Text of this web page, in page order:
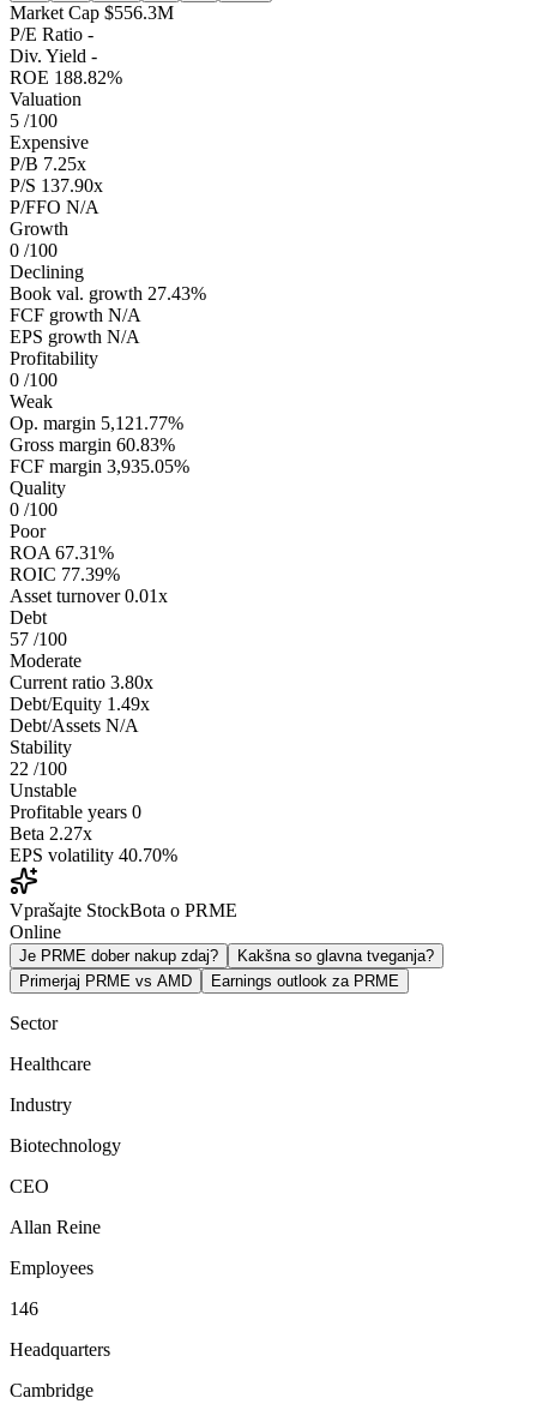
Market Cap $556.3M
P/E Ratio -
Div. Yield -
ROE 188.82%
Valuation
5 /100
Expensive
P/B 7.25x
P/S 137.90x
P/FFO N/A
Growth
0 /100
Declining
Book val. growth 27.43%
FCF growth N/A
EPS growth N/A
Profitability
0 /100
Weak
Op. margin 5,121.77%
Gross margin 60.83%
FCF margin 3,935.05%
Quality
0 /100
Poor
ROA 67.31%
ROIC 77.39%
Asset turnover 0.01x
Debt
57 /100
Moderate
Current ratio 3.80x
Debt/Equity 1.49x
Debt/Assets N/A
Stability
22 /100
Unstable
Profitable years 0
Beta 2.27x
EPS volatility 40.70%
Vprašajte StockBota o PRME
Online
Je PRME dober nakup zdaj?
Kakšna so glavna tveganja?
Primerjaj PRME vs AMD
Earnings outlook za PRME
Sector
Healthcare
Industry
Biotechnology
CEO
Allan Reine
Employees
146
Headquarters
Cambridge